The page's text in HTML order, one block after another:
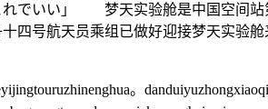
れでいい」 梦天实验舱是中国空间站
号航天员乘组已做好迎接梦天实验舱
。